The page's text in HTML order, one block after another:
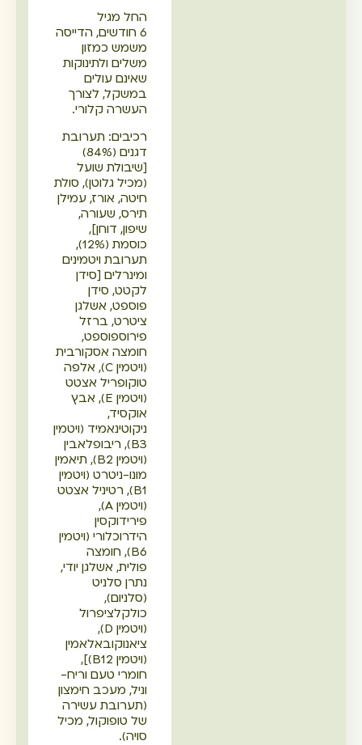
החל מגיל
6 חודשים, הדייסה
משמש כמזון
משלים ולתינוקות
שאינם עולים
במשקל, לצורך
העשרה קלורי.
רכיבים: תערובת
דגנים (84%)
[שיבולת שועל
(מכיל גלוטן), סולת
חיטה, אורז, עמילן
תירס, שעורה,
שיפון, דוחן],
כוסמת (12%),
תערובת ויטמינים
ומינרלים [סידן
לקטט, סידן
פוספט, אשלגן
ציטרט, ברזל
פירוספוספט,
חומצה אסקורבית
(ויטמין C), אלפה
טוקופריל אצטט
(ויטמין E), אבץ
אוקסיד,
ניקוטינאמיד (ויטמין
B3), ריבופלאבין
(ויטמין B2), תיאמין
מונו-ניטרט (ויטמין
B1), רטיניל אצטט
(ויטמין A),
פירידוקסין
הידרוכלורי (ויטמין
B6), חומצה
פולית, אשלגן יודי,
נתרן סלניט
(סלניום),
כולקלציפרול
(ויטמין D),
ציאנוקובאלאמין
(ויטמין B12)],
חומרי טעם וריח-
וניל, מעכב חימצון
(תערובת עשירה
של טופוקול, מכיל
סויה).